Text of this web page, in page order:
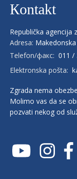
Кontakt
Republička agencija
Adresa:
Telefon/факс: 011 /
Elektronska pošta:
Zgrada nema
Molimo vas da se
pozvati nekog od